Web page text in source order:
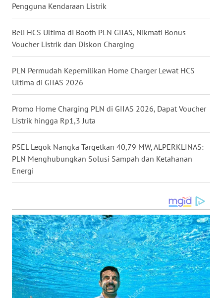
Pengguna Kendaraan Listrik
Beli HCS Ultima di Booth PLN GIIAS, Nikmati Bonus
Voucher Listrik dan Diskon Charging
PLN Permudah Kepemilikan Home Charger Lewat HCS
Ultima di GIIAS 2026
Promo Home Charging PLN di GIIAS 2026, Dapat Voucher
Listrik hingga Rp1,3 Juta
PSEL Legok Nangka Targetkan 40,79 MW, ALPERKLINAS:
PLN Menghubungkan Solusi Sampah dan Ketahanan
Energi
DANAU
TOBA
WN
NIAS
WN
LANGKAT
WN
TAPANULI
SELATAN
LESUNG
WN
KARO
WN
SIMALUNGUN